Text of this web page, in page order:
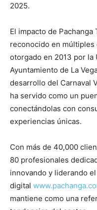
2025.
El impacto de
reconocido en
otorgado en 2013 por la
Ayuntamiento de La
desarrollo del Carnaval
ha servido como un
conectándolas con
experiencias únicas.
Con más de 40,000
80 profesionales
innovando y liderando
digital
mantiene como una